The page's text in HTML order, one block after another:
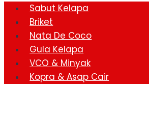
Sabut Kelapa
Briket
Nata De Coco
Gula Kelapa
VCO & Minyak
Kopra & Asap Cair